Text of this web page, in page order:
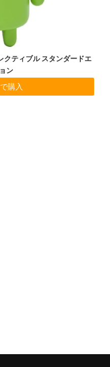
ティブル スタンダードエ
ン
購入